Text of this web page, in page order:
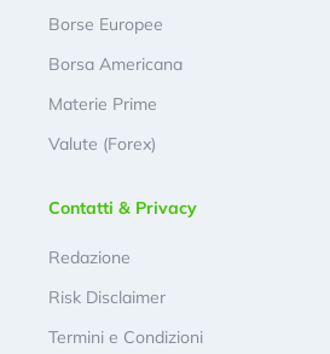
Borse Europee
Borsa Americana
Materie Prime
Valute (Forex)
Contatti & Privacy
Redazione
Risk Disclaimer
Termini e Condizioni